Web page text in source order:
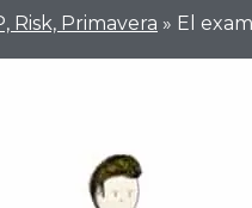
Primavera » El